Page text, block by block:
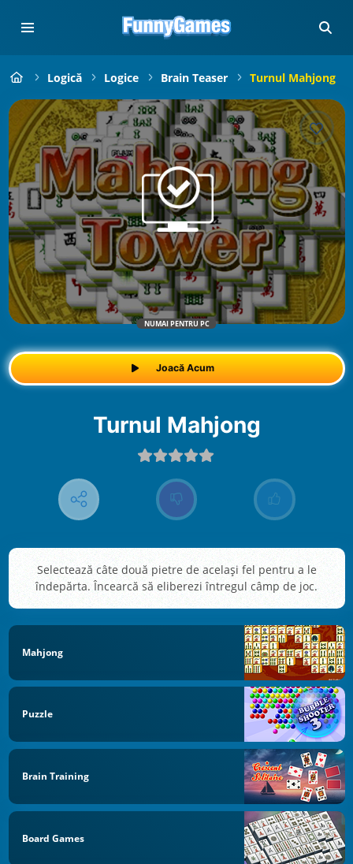
Logică Logice Brain Teaser Turnul Mahjong
NUMAI PENTRU PC
Joacă Acum
Turnul Mahjong
Selectează câte două pietre de același fel pentru a le
îndepărta. Încearcă să eliberezi întregul câmp de joc.
Mahjong
Puzzle
Brain Training
Board Games